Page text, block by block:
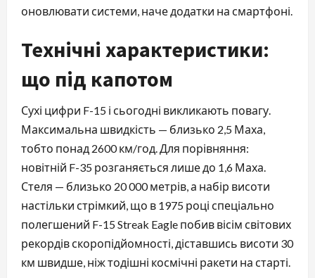
оновлювати системи, наче додатки на смартфоні.
Технічні характеристики:
що під капотом
Сухі цифри F-15 і сьогодні викликають повагу.
Максимальна швидкість — близько 2,5 Маха,
тобто понад 2600 км/год. Для порівняння:
новітній F-35 розганяється лише до 1,6 Маха.
Стеля — близько 20 000 метрів, а набір висоти
настільки стрімкий, що в 1975 році спеціально
полегшений F-15 Streak Eagle побив вісім світових
рекордів скоропідйомності, діставшись висоти 30
км швидше, ніж тодішні космічні ракети на старті.